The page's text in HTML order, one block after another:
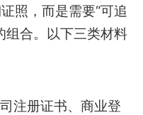
照，而是需要“可追
组合。以下三类材料
注册证书、商业登